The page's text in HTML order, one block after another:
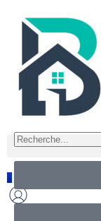
Annonces
Annonces
annonces sur Beytic